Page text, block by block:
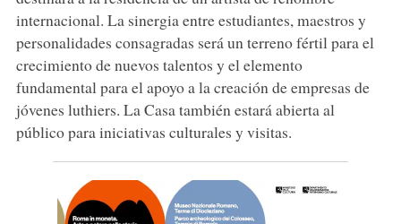
internacional. La sinergia entre estudiantes, maestros y
personalidades consagradas será un terreno fértil para el
crecimiento de nuevos talentos y el elemento
fundamental para el apoyo a la creación de empresas de
jóvenes luthiers. La Casa también estará abierta al
público para iniciativas culturales y visitas.